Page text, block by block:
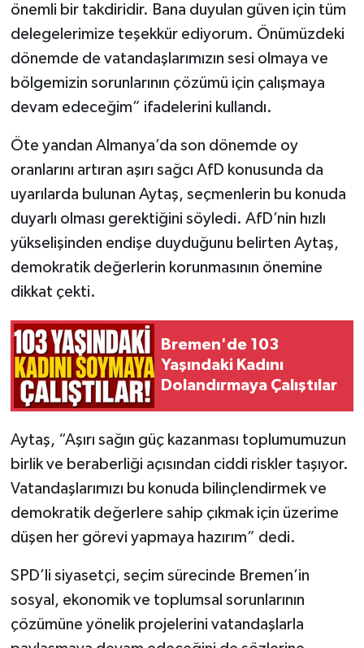
önemli bir takdiridir. Bana duyulan güven için tüm
delegelerimize teşekkür ediyorum. Önümüzdeki
dönemde de vatandaşlarımızın sesi olmaya ve
bölgemizin sorunlarının çözümü için çalışmaya
devam edeceğim” ifadelerini kullandı.
Öte yandan Almanya’da son dönemde oy
oranlarını artıran aşırı sağcı AfD konusunda da
uyarılarda bulunan Aytaş, seçmenlerin bu konuda
duyarlı olması gerektiğini söyledi. AfD’nin hızlı
yükselişinden endişe duyduğunu belirten Aytaş,
demokratik değerlerin korunmasının önemine
dikkat çekti.
Bremen'de 103
Yaşındaki Kadını
Dolandırmaya Çalıştılar
Aytaş, “Aşırı sağın güç kazanması toplumumuzun
birlik ve beraberliği açısından ciddi riskler taşıyor.
Vatandaşlarımızı bu konuda bilinçlendirmek ve
demokratik değerlere sahip çıkmak için üzerime
düşen her görevi yapmaya hazırım” dedi.
SPD’li siyasetçi, seçim sürecinde Bremen’in
sosyal, ekonomik ve toplumsal sorunlarının
çözümüne yönelik projelerini vatandaşlarla